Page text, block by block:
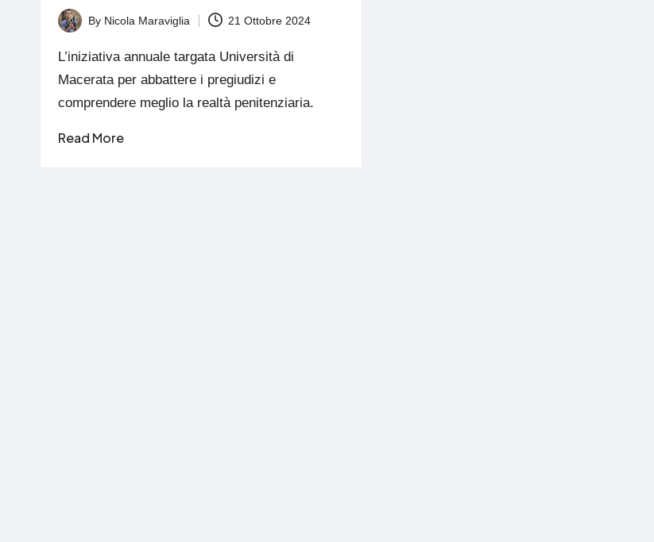
Posted
by
By Nicola Maraviglia 21 Ottobre 2024
L’iniziativa annuale targata Università di
Macerata per abbattere i pregiudizi e
comprendere meglio la realtà penitenziaria.
Read More